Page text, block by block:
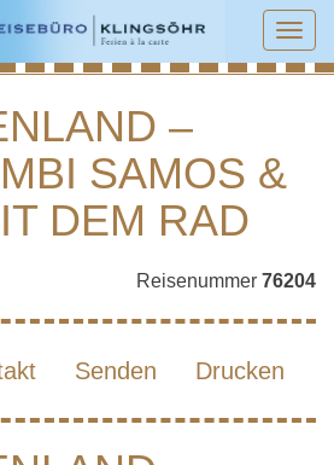
– INSELKOMBI SAMOS
MIT DEM RAD
–
SAMOS &
DEM RAD
Reisenummer 76204
Senden Drucken